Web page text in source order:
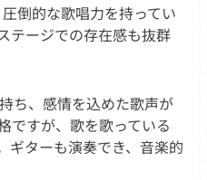
倒的な歌唱力を持ってい
テージでの存在感も抜群
ち、感情を込めた歌声が
ですが、歌を歌っている
ギターも演奏でき、音楽的